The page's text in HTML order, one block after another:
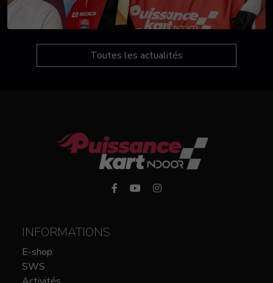
Toutes les actualités
INFORMATIONS
E-shop
SWS